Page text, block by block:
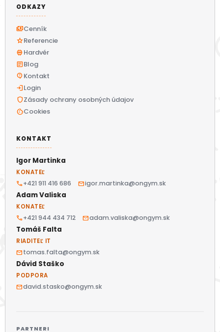
ODKAZY
paymentsCenník
starReferencie
memoryHardvér
articleBlog
contact_support Kontakt
loginLogin
shieldZásady ochrany osobných údajov
cookieCookies
KONTAKT
Igor Martinka
KONATEĽ
call+421 911 416 686 mailigor.martinka@ongym.sk
Adam Valiska
KONATEĽ
call+421 944 434 712 mailadam.valiska@ongym.sk
Tomáš Falta
RIADITEĽ IT
mailtomas.falta@ongym.sk
Dávid Staško
PODPORA
maildavid.stasko@ongym.sk
PARTNERI